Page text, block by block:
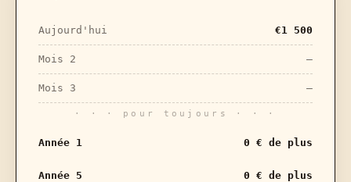
Aujourd'hui €1 500
Mois 2 —
Mois 3 —
· · · pour toujours · · ·
Année 1 0 € de plus
Année 5 0 € de plus